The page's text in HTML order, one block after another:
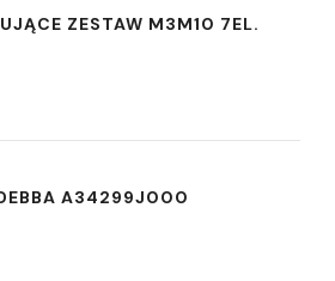
ZESTAW M3M10 7EL.
A34299J000